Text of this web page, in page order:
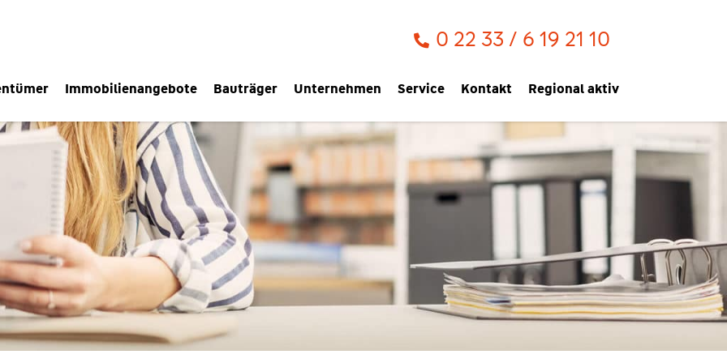
0 22 33 / 6 19 21 10
Immobilienangebote Bauträger Unternehmen Service Kontakt Regional aktiv